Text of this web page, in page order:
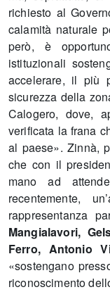
richiesto al
calamità naturale
però, è
istituzionali
accelerare, il più
sicurezza della
Calogero, dove,
verificata la frana
al paese». Zinnà,
che con il
mano ad
recentemente,
rappresentanza
Mangialavori,
Ferro, Antonio
«sostengano
riconoscimento